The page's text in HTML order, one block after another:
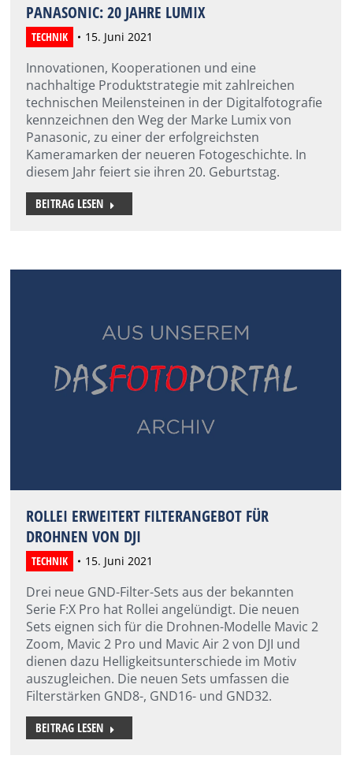
PANASONIC: 20 JAHRE LUMIX
TECHNIK 15. Juni 2021
Innovationen, Kooperationen und eine
nachhaltige Produktstrategie mit zahlreichen
technischen Meilensteinen in der Digitalfotografie
kennzeichnen den Weg der Marke Lumix von
Panasonic, zu einer der erfolgreichsten
Kameramarken der neueren Fotogeschichte. In
diesem Jahr feiert sie ihren 20. Geburtstag.
BEITRAG LESEN
ROLLEI ERWEITERT FILTERANGEBOT FÜR
DROHNEN VON DJI
TECHNIK 15. Juni 2021
Drei neue GND-Filter-Sets aus der bekannten
Serie F:X Pro hat Rollei angelündigt. Die neuen
Sets eignen sich für die Drohnen-Modelle Mavic 2
Zoom, Mavic 2 Pro und Mavic Air 2 von DJI und
dienen dazu Helligkeitsunterschiede im Motiv
auszugleichen. Die neuen Sets umfassen die
Filterstärken GND8-, GND16- und GND32.
BEITRAG LESEN